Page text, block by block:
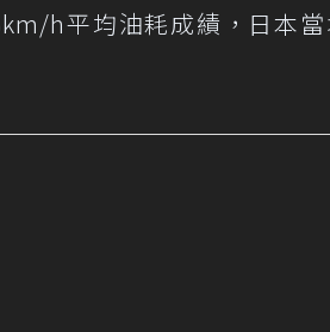
h平均油耗成績，日本